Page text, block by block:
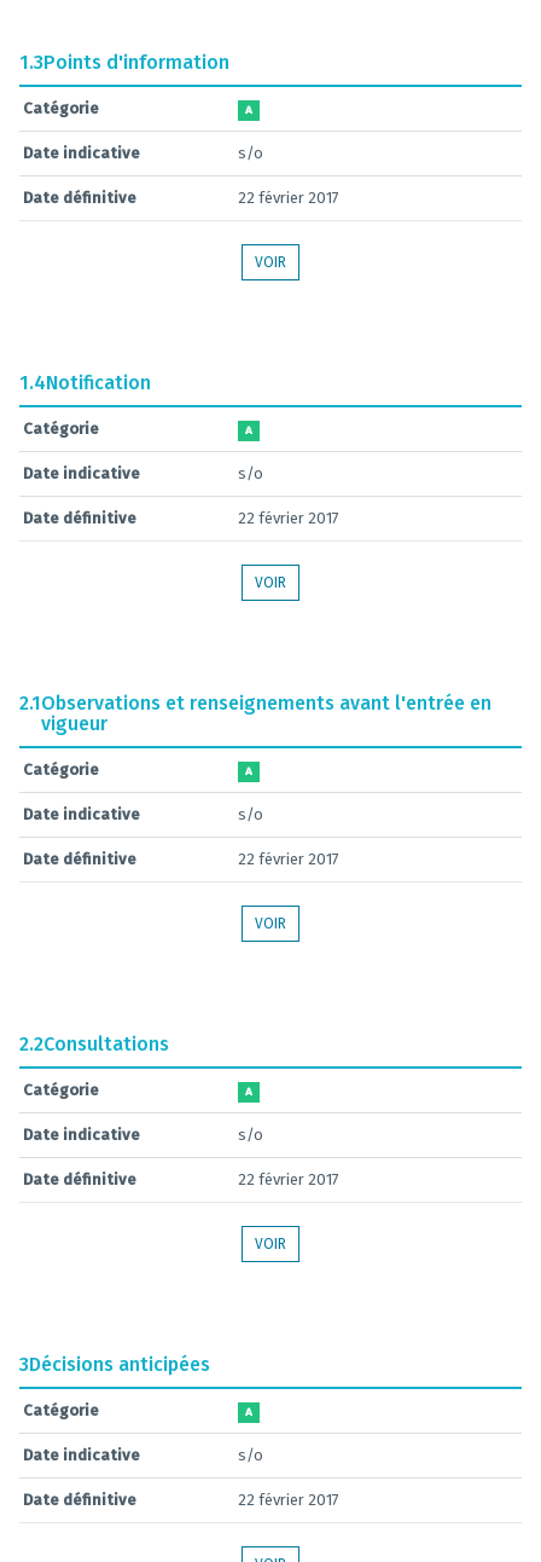
1.3Points d'information
Catégorie A
Date indicative s/o
Date définitive 22 février 2017
VOIR
1.4Notification
Catégorie A
Date indicative s/o
Date définitive 22 février 2017
VOIR
2.1Observations et renseignements avant l'entrée en
vigueur
Catégorie A
Date indicative s/o
Date définitive 22 février 2017
VOIR
2.2Consultations
Catégorie A
Date indicative s/o
Date définitive 22 février 2017
VOIR
3Décisions anticipées
Catégorie A
Date indicative s/o
Date définitive 22 février 2017